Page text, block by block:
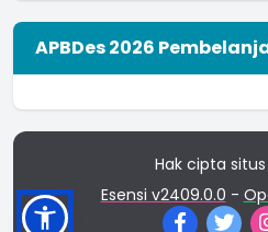
APBDes 2026
Hak cipta
Esensi v2409.0.0 -